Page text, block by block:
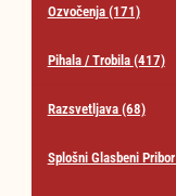
Ozvočenja (171)
Pihala / Trobila (417)
Razsvetljava (68)
Splošni Glasbeni Pribor